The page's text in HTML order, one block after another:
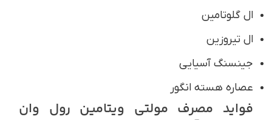
ال گلوتامین
ال تیروزین
جینسنگ آسیایی
عصاره هسته انگور
فواید مصرف مولتی ویتامین رول وان